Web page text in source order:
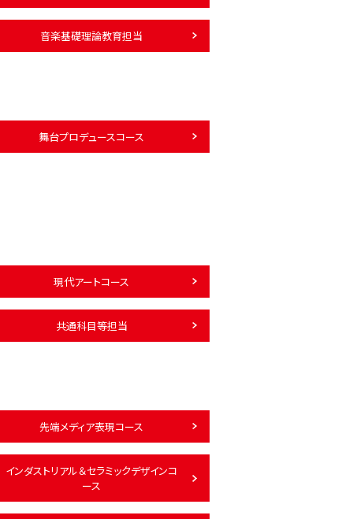
音楽基礎理論教育担当
舞台プロデュースコース
現代アートコース
共通科目等担当
先端メディア表現コース
インダストリアル＆セラミックデザインコ
ース